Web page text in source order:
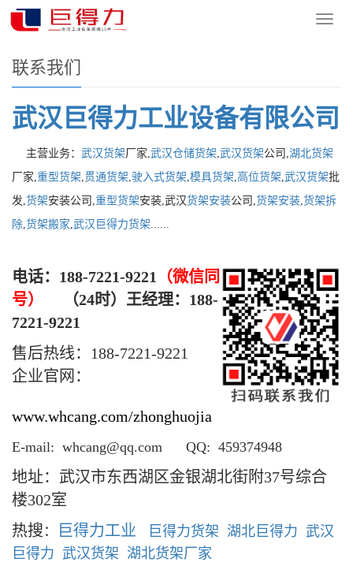
导
您的位置：网站首页
联系我们
武汉巨得力工业设备有限公司
主营业务： 武汉货架厂家,武汉仓储货架,武汉货架公司,湖北货架
厂家,重型货架, 贯通货架,驶入式货架,模具货架,高位货架,武汉货架批
发,货架安装公司,重型货架安装,武汉货架安装公司,货架安装,货架拆
除,货架搬家,武汉 巨得力货架......
电话：188-7221-9221
（微信同
号）
（24时） 王经理：188-
7221-9221
售后热线：188-7221-9221
企业官网：
www.whcang.com/zhonghuojia
E-mail: whcang@qq.com QQ: 459374948
地址：武汉市东西湖区金银湖北街附37号综合
楼302室
热搜 ： 巨得力工业 巨得力货架 湖北巨得力 武汉
巨得力 武汉货架 湖北货架厂家